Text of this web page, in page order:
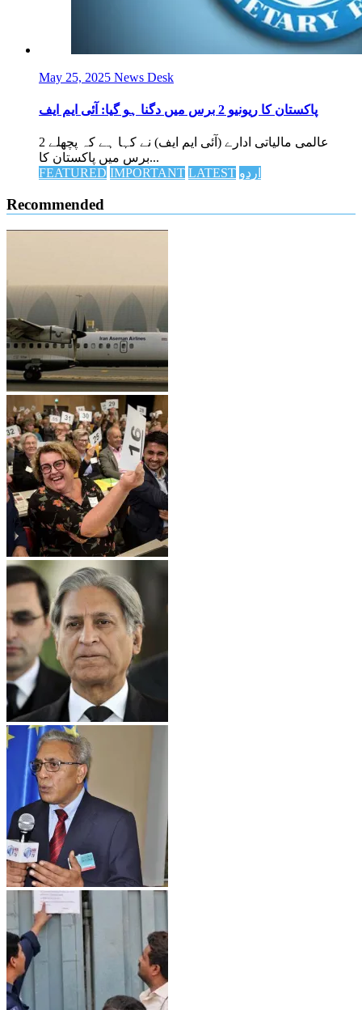
May 25, 2025 News Desk
پاکستان کا ریونیو 2 برس میں دگنا ہو گیا: آئی ایم ایف
عالمی مالیاتی ادارے (آئی ایم ایف) نے کہا ہے کہ پچھلے 2
برس میں پاکستان کا...
FEATURED IMPORTANT LATEST اردو
Recommended